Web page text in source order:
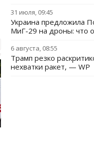
31 июля, 09:45
Украина предложила
МиГ-29 на дроны: что
6 августа, 08:55
Трамп резко
нехватки ракет, — WP